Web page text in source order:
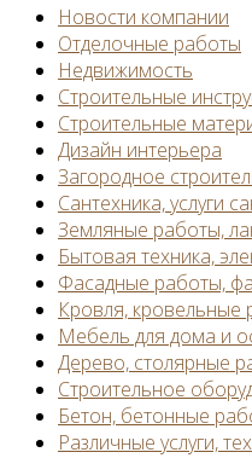
Новости компании
Отделочные работы
Недвижимость
Строительные
Строительные
Дизайн интерьера
Загородное
Сантехника, услуги
Земляные работы,
Бытовая техника,
Фасадные работы,
Кровля, кровельные
Мебель для дома и
Дерево, столярные
Строительное
Бетон, бетонные
Различные услуги,